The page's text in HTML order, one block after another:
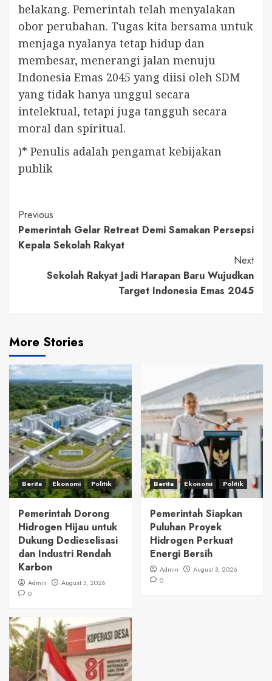
belakang. Pemerintah telah menyalakan
obor perubahan. Tugas kita bersama untuk
menjaga nyalanya tetap hidup dan
membesar, menerangi jalan menuju
Indonesia Emas 2045 yang diisi oleh SDM
yang tidak hanya unggul secara
intelektual, tetapi juga tangguh secara
moral dan spiritual.
)* Penulis adalah pengamat kebijakan
publik
Continue
Reading
Previous
Pemerintah Gelar Retreat Demi Samakan Persepsi
Kepala Sekolah Rakyat
Next
Sekolah Rakyat Jadi Harapan Baru Wujudkan
Target Indonesia Emas 2045
More Stories
Berita Ekonomi Politik
Pemerintah Dorong
Hidrogen Hijau untuk
Dukung Dedieselisasi
dan Industri Rendah
Karbon
Admin
August 3, 2026
0
Berita Ekonomi Politik
Pemerintah Siapkan
Puluhan Proyek
Hidrogen Perkuat
Energi Bersih
Admin
August 3, 2026
0